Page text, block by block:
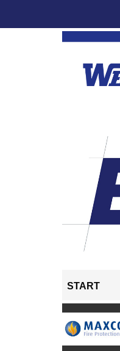
START